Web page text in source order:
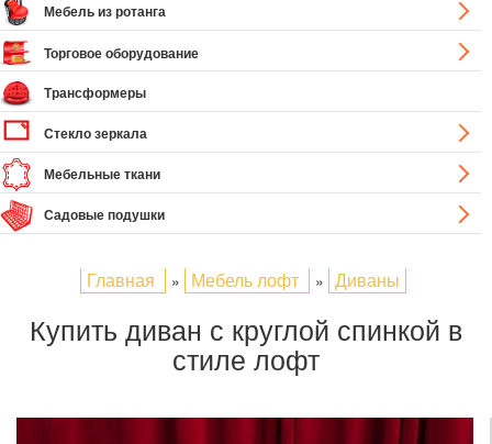
Мебель из ротанга
Торговое оборудование
Трансформеры
Стекло зеркала
Мебельные ткани
Садовые подушки
Главная » Мебель лофт » Диваны
Купить диван с круглой спинкой в
стиле лофт